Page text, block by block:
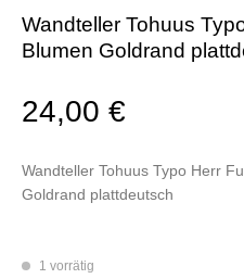
Wandteller Tohuus
Blumen Goldrand
24,00€
Wandteller Tohuus Typo Herr
Goldrand plattdeutsch
1 vorrätig